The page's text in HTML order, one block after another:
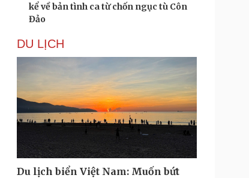
kể về bản tình ca từ chốn ngục tù Côn
Đảo
DU LỊCH
Du lịch biển Việt Nam: Muốn bứt